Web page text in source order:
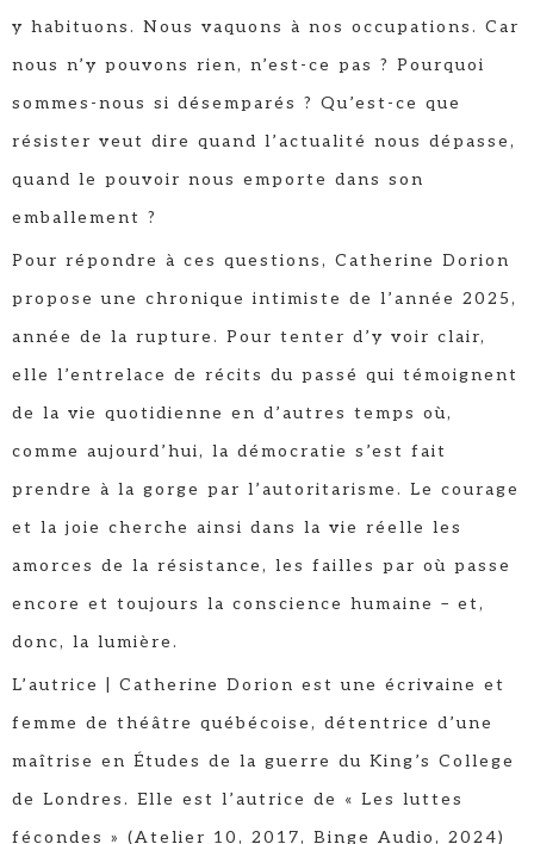
y habituons. Nous vaquons à nos occupations. Car
nous n’y pouvons rien, n’est-ce pas ? Pourquoi
sommes-nous si désemparés ? Qu’est-ce que
résister veut dire quand l’actualité nous dépasse,
quand le pouvoir nous emporte dans son
emballement ?
Pour répondre à ces questions, Catherine Dorion
propose une chronique intimiste de l’année 2025,
année de la rupture. Pour tenter d’y voir clair,
elle l’entrelace de récits du passé qui témoignent
de la vie quotidienne en d’autres temps où,
comme aujourd’hui, la démocratie s’est fait
prendre à la gorge par l’autoritarisme. Le courage
et la joie cherche ainsi dans la vie réelle les
amorces de la résistance, les failles par où passe
encore et toujours la conscience humaine – et,
donc, la lumière.
L’autrice | Catherine Dorion est une écrivaine et
femme de théâtre québécoise, détentrice d’une
maîtrise en Études de la guerre du King’s College
de Londres. Elle est l’autrice de « Les luttes
fécondes » (Atelier 10, 2017, Binge Audio, 2024)